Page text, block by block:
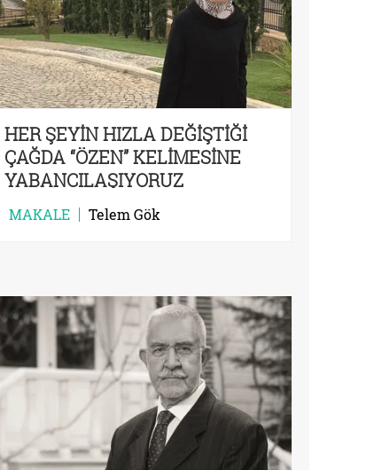
HER ŞEYİN HIZLA DEĞİŞTİĞİ
ÇAĞDA “ÖZEN” KELİMESİNE
YABANCILAŞIYORUZ
MAKALE Telem Gök